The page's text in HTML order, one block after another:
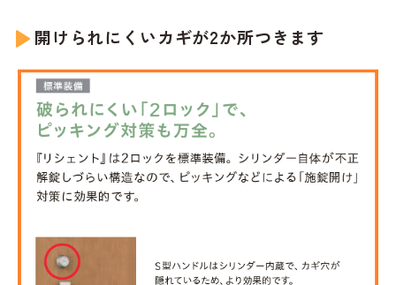
開けられにくいカギが2か所つきます